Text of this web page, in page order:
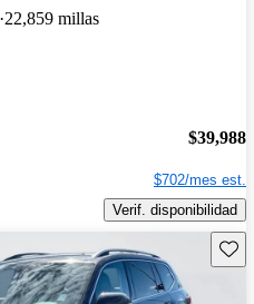
22,859 millas
$39,988
$702/mes est.
Verif. disponibilidad